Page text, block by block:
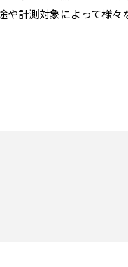
や計測対象によって様々